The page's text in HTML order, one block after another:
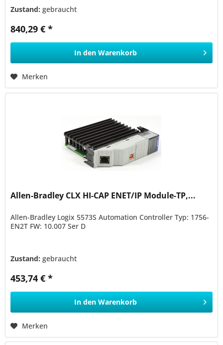
Zustand:gebraucht
840,29 € *
In den Warenkorb
Merken
Allen-Bradley CLX HI-CAP ENET/IP Module-TP,...
Allen-Bradley Logix 5573S Automation Controller Typ: 1756-
EN2T FW: 10.007 Ser D
Zustand:gebraucht
453,74 € *
In den Warenkorb
Merken